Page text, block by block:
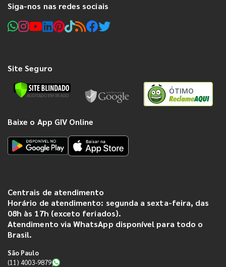
Siga-nos nas redes sociais
Site Seguro
ÓTIMO
Baixe o App GIV Online
Centrais de atendimento
Horário de atendimento: segunda a sexta-feira, das
08h às 17h (exceto feriados).
Atendimento via WhatsApp disponível para todo o
Brasil.
São Paulo
(11) 4003-9879